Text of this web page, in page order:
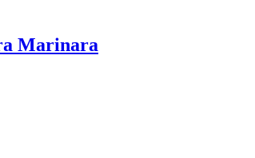
Marinara